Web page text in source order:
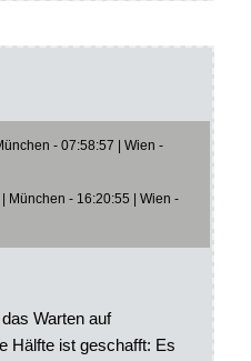
- 07:58:57 | Wien -
München - 16:20:55 | Wien -
Warten auf
Hälfte ist geschafft: Es